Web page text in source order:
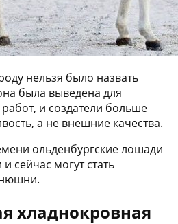
нельзя было назвать
была выведена для
и создатели больше
а не внешние качества.
ольденбургские лошади
сейчас могут стать
хладнокровная